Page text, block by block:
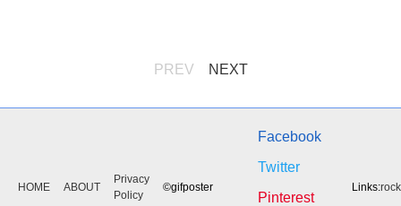
PREV NEXT
HOME ABOUT
Privacy
Policy
©gifposter
Facebook
Twitter
Pinterest
Links: